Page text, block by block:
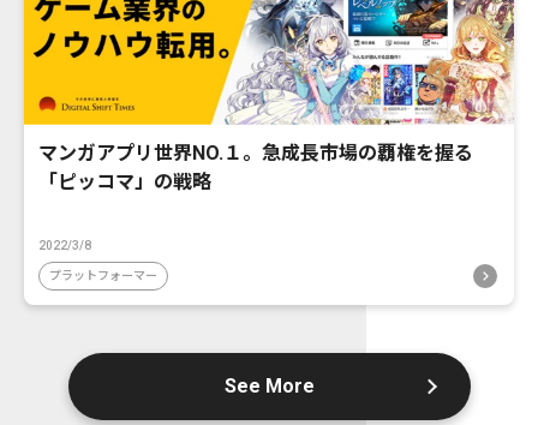
マンガアプリ世界NO.１。急成長市場の覇権を握る
「ピッコマ」の戦略
2022/3/8
プラットフォーマー
See More